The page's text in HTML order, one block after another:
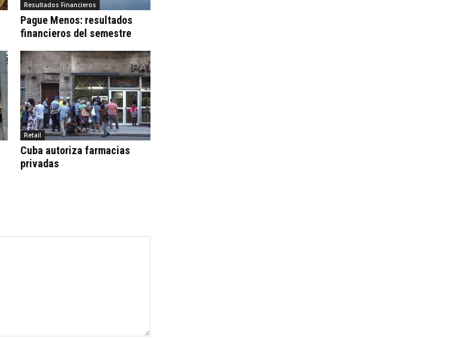
Resultados Financieros
Pague Menos: resultados
financieros del semestre
Retail
Cuba autoriza farmacias
privadas